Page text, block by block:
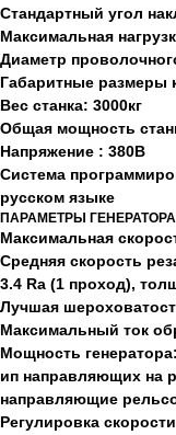
Стандартный угол
Максимальная
Диаметр
Габаритные размеры
Вес станка: 3000кг
Общая мощность
Напряжение : 380В
Система
русском языке
ПАРАМЕТРЫ
Максимальная
Средняя скорость
3.4 Ra (1 проход),
Лучшая
Максимальный ток
Мощность
ип направляющих на
направляющие
Регулировка